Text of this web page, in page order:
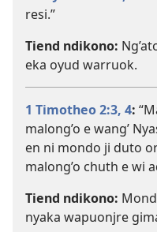
resi.”
Tiend ndikono:
eka oyud warruok.
1 Timotheo 2:3, 4:
malong’o e wang’
en ni mondo ji duto
malong’o chuth e wi
Tiend ndikono:
nyaka wapuonjre